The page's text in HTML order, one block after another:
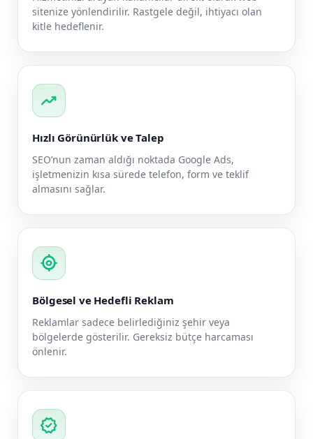
sitenize yönlendirilir. Rastgele değil, ihtiyacı olan
kitle hedeflenir.
trending_up
Hızlı Görünürlük ve Talep
SEO’nun zaman aldığı noktada Google Ads,
işletmenizin kısa sürede telefon, form ve teklif
almasını sağlar.
my_location
Bölgesel ve Hedefli Reklam
Reklamlar sadece belirlediğiniz şehir veya
bölgelerde gösterilir. Gereksiz bütçe harcaması
önlenir.
verified